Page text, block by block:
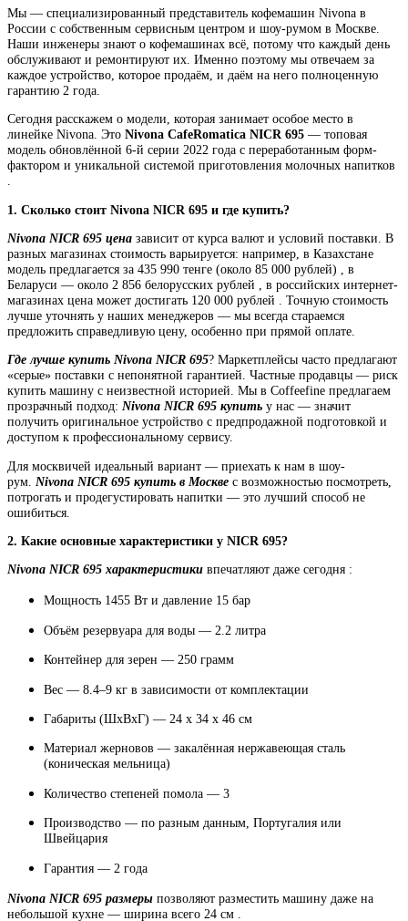
Мы — специализированный представитель кофемашин Nivona в
России с собственным сервисным центром и шоу-румом в Москве.
Наши инженеры знают о кофемашинах всё, потому что каждый день
обслуживают и ремонтируют их. Именно поэтому мы отвечаем за
каждое устройство, которое продаём, и даём на него полноценную
гарантию 2 года.
Сегодня расскажем о модели, которая занимает особое место в
линейке Nivona. Это Nivona CafeRomatica NICR 695 — топовая
модель обновлённой 6-й серии 2022 года с переработанным форм-
фактором и уникальной системой приготовления молочных напитков
1. Сколько стоит Nivona NICR 695 и где купить?
Nivona NICR 695 цена зависит от курса валют и условий поставки. В
разных магазинах стоимость варьируется: например, в Казахстане
модель предлагается за 435 990 тенге (около 85 000 рублей) , в
Беларуси — около 2 856 белорусских рублей , в российских интернет-
магазинах цена может достигать 120 000 рублей . Точную стоимость
лучше уточнять у наших менеджеров — мы всегда стараемся
предложить справедливую цену, особенно при прямой оплате.
Где лучше купить Nivona NICR 695? Маркетплейсы часто предлагают
«серые» поставки с непонятной гарантией. Частные продавцы — риск
купить машину с неизвестной историей. Мы в Coffeefine предлагаем
прозрачный подход: Nivona NICR 695 купить у нас — значит
получить оригинальное устройство с предпродажной подготовкой и
доступом к профессиональному сервису.
Для москвичей идеальный вариант — приехать к нам в шоу-
рум. Nivona NICR 695 купить в Москве с возможностью посмотреть,
потрогать и продегустировать напитки — это лучший способ не
ошибиться.
2. Какие основные характеристики у NICR 695?
Nivona NICR 695 характеристики впечатляют даже сегодня :
Мощность 1455 Вт и давление 15 бар
Объём резервуара для воды — 2.2 литра
Контейнер для зерен — 250 грамм
Вес — 8.4–9 кг в зависимости от комплектации
Габариты (ШхВхГ) — 24 x 34 x 46 см
Материал жерновов — закалённая нержавеющая сталь
(коническая мельница)
Количество степеней помола — 3
Производство — по разным данным, Португалия или
Швейцария
Гарантия — 2 года
Nivona NICR 695 размеры позволяют разместить машину даже на
небольшой кухне — ширина всего 24 см .